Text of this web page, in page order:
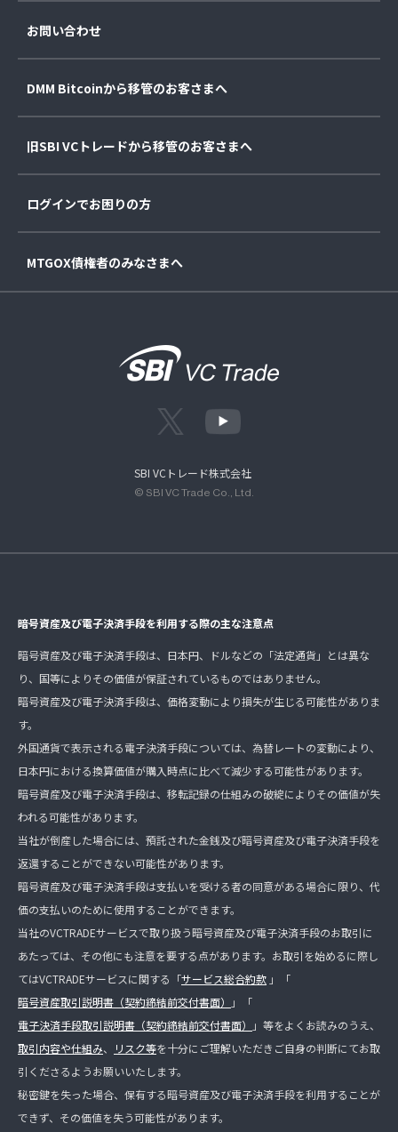
お問い合わせ
DMM Bitcoinから移管のお客さまへ
旧SBI VCトレードから移管のお客さまへ
ログインでお困りの方
MTGOX債権者のみなさまへ
SBI VCトレード株式会社
© SBI VC Trade Co., Ltd.
暗号資産及び電子決済手段を利用する際の主な注意点
暗号資産及び電子決済手段は、日本円、ドルなどの「法定通貨」とは異な
り、国等によりその価値が保証されているものではありません。
暗号資産及び電子決済手段は、価格変動により損失が生じる可能性がありま
す。
外国通貨で表示される電子決済手段については、為替レートの変動により、
日本円における換算価値が購入時点に比べて減少する可能性があります。
暗号資産及び電子決済手段は、移転記録の仕組みの破綻によりその価値が失
われる可能性があります。
当社が倒産した場合には、預託された金銭及び暗号資産及び電子決済手段を
返還することができない可能性があります。
暗号資産及び電子決済手段は支払いを受ける者の同意がある場合に限り、代
価の支払いのために使用することができます。
当社のVCTRADEサービスで取り扱う暗号資産及び電子決済手段のお取引に
あたっては、その他にも注意を要する点があります。お取引を始めるに際し
てはVCTRADEサービスに関する「サービス総合約款 」「
暗号資産取引説明書（契約締結前交付書面）
」「
電子決済手段取引説明書（契約締結前交付書面）
」等をよくお読みのうえ、
取引内容や仕組み、 リスク等を十分にご理解いただきご自身の判断にてお取
引くださるようお願いいたします。
秘密鍵を失った場合、保有する暗号資産及び電子決済手段を利用することが
できず、その価値を失う可能性があります。